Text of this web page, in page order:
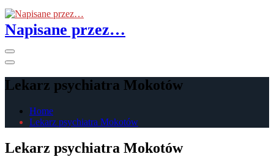
Skip
to
the
Napisane przez…
Lekarz psychiatra Mokotów
Home
Lekarz psychiatra Mokotów
Lekarz psychiatra Mokotów